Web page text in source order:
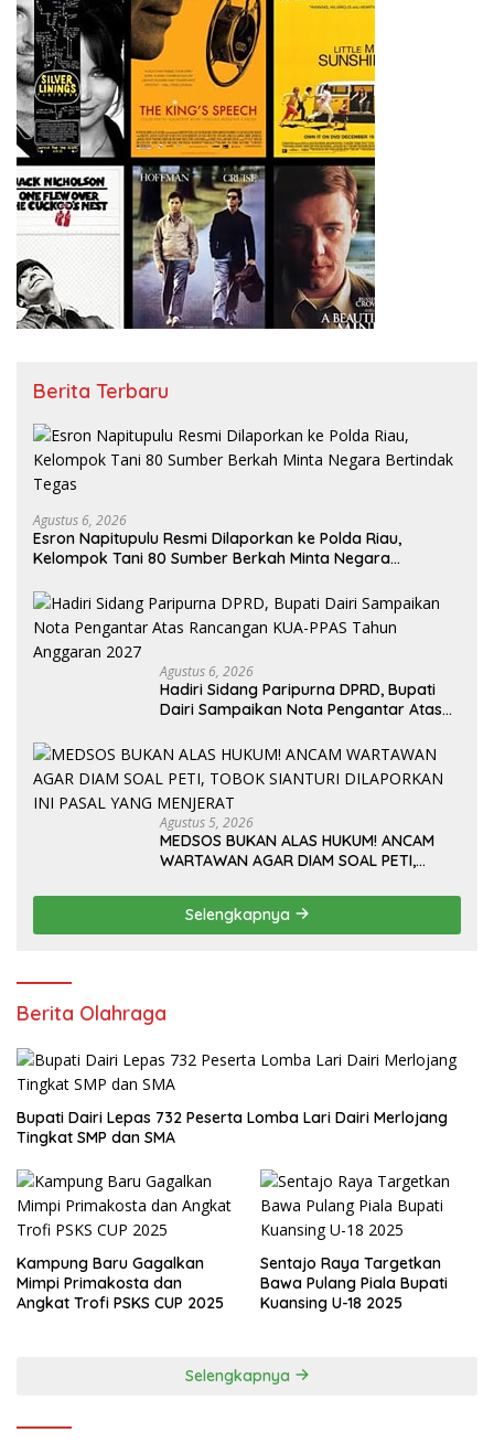
Berita Terbaru
Agustus 6, 2026
Esron Napitupulu Resmi Dilaporkan ke Polda Riau,
Kelompok Tani 80 Sumber Berkah Minta Negara
Agustus 6, 2026
Hadiri Sidang Paripurna DPRD, Bupati
Dairi Sampaikan Nota Pengantar Atas
2027
Agustus 5, 2026
MEDSOS BUKAN ALAS HUKUM! ANCAM
WARTAWAN AGAR DIAM SOAL PETI,
YANG MENJERAT
Selengkapnya
Berita Olahraga
Bupati Dairi Lepas 732 Peserta Lomba Lari Dairi Merlojang
Tingkat SMP dan SMA
Kampung Baru Gagalkan
Mimpi Primakosta dan
Angkat Trofi PSKS CUP 2025
Sentajo Raya Targetkan
Bawa Pulang Piala Bupati
Kuansing U-18 2025
Selengkapnya